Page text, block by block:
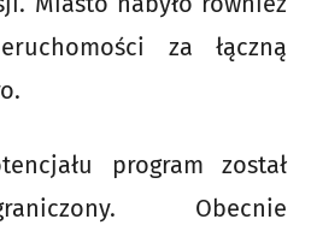
za łączną
program został
Obecnie